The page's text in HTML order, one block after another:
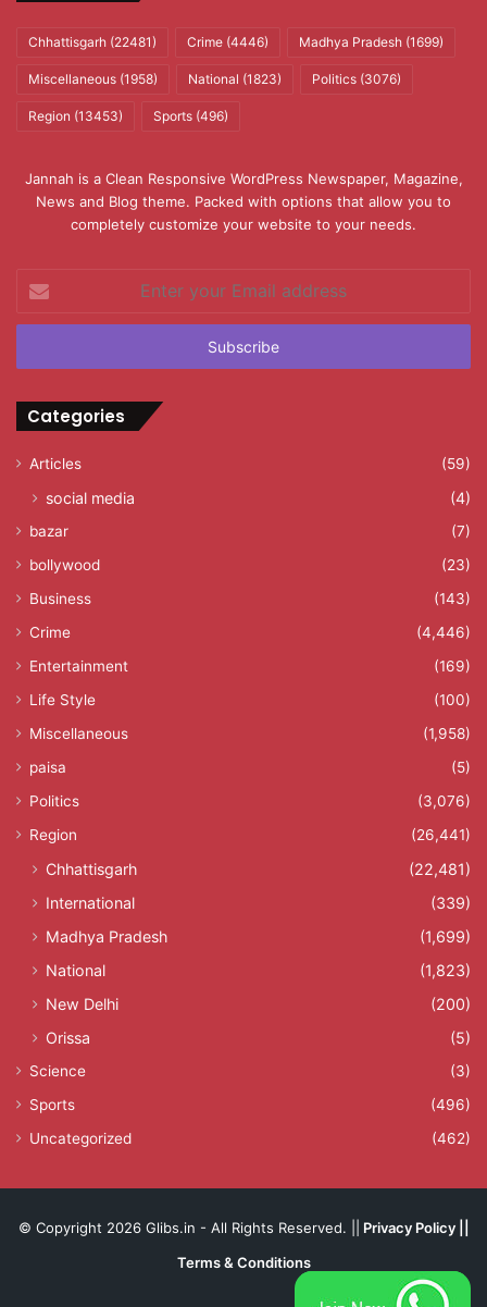
Chhattisgarh (22481) Crime (4446) Madhya Pradesh (1699)
Miscellaneous (1958) National (1823) Politics (3076)
Region (13453) Sports (496)
Jannah is a Clean Responsive WordPress Newspaper, Magazine,
News and Blog theme. Packed with options that allow you to
completely customize your website to your needs.
your
Email
Categories
Articles (59)
social media (4)
bazar
(7)
bollywood
(23)
Business
(143)
Crime
(4,446)
Entertainment
(169)
Life Style
(100)
Miscellaneous
(1,958)
paisa
(5)
Politics
(3,076)
Region
(26,441)
Chhattisgarh
(22,481)
International
(339)
Madhya Pradesh
(1,699)
National
(1,823)
New Delhi
(200)
Orissa
(5)
Science
(3)
Sports
(496)
Uncategorized
(462)
© Copyright 2026 Glibs.in - All Rights Reserved. || Privacy Policy||
Terms & Conditions